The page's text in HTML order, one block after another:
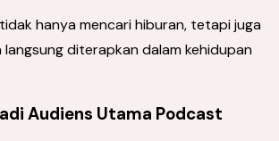
hanya mencari hiburan, tetapi juga
diterapkan dalam kehidupan
Audiens Utama Podcast